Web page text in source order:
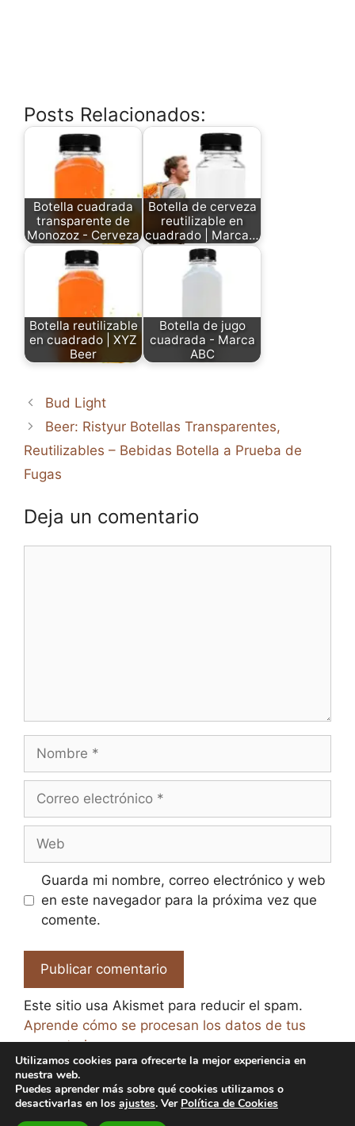
Posts Relacionados:
Botella cuadrada
transparente de
Monozoz - Cerveza
Botella de cerveza
reutilizable en
cuadrado | Marca…
Botella reutilizable
en cuadrado | XYZ
Beer
Botella de jugo
cuadrada - Marca
ABC
Bud Light
Beer: Ristyur Botellas Transparentes,
Reutilizables – Bebidas Botella a Prueba de
Fugas
Deja un comentario
Nombre
Correo
Web
Guarda mi nombre, correo electrónico y web
en este navegador para la próxima vez que
comente.
Este sitio usa Akismet para reducir el spam.
Aprende cómo se procesan los datos de tus
comentarios.
Utilizamos cookies para ofrecerte la mejor experiencia en
nuestra web.
Puedes aprender más sobre qué cookies utilizamos o
desactivarlas en los ajustes. Ver Política de Cookies